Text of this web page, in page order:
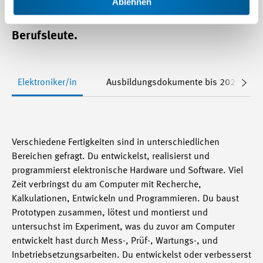
Produktionsbetrieben sind sie gefragte
Berufsleute.
Elektroniker/in Ausbildungsdokumente bis 2025
Verschiedene Fertigkeiten sind in unterschiedlichen
Bereichen gefragt. Du entwickelst, realisierst und
programmierst elektronische Hardware und Software. Viel
Zeit verbringst du am Computer mit Recherche,
Kalkulationen, Entwickeln und Programmieren. Du baust
Prototypen zusammen, lötest und montierst und
untersuchst im Experiment, was du zuvor am Computer
entwickelt hast durch Mess-, Prüf-, Wartungs-, und
Inbetriebsetzungsarbeiten. Du entwickelst oder verbesserst